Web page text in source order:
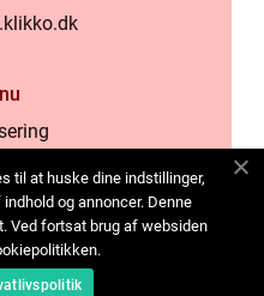
oss
til at huske dine indstillinger,
og annoncer. Denne
Ved fortsat brug af websiden